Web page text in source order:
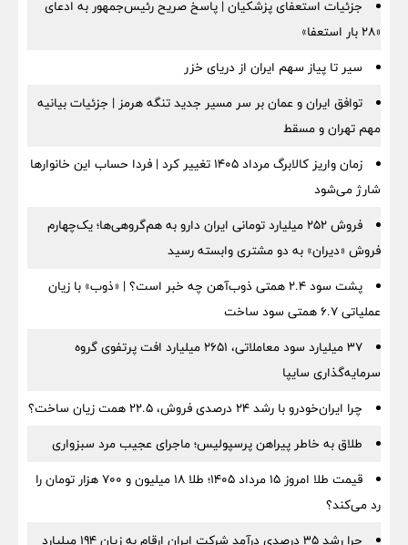
جزئیات استعفای پزشکیان | پاسخ صریح رئیس‌جمهور به ادعای
«۲۸ بار استعفا»
سیر تا پیاز سهم ایران از دریای خزر
توافق ایران و عمان بر سر مسیر جدید تنگه هرمز | جزئیات بیانیه
مهم تهران و مسقط
زمان واریز کالابرگ مرداد ۱۴۰۵ تغییر کرد | فردا حساب این خانوارها
شارژ می‌شود
فروش ۲۵۲ میلیارد تومانی ایران دارو به هم‌گروهی‌ها؛ یک‌چهارم
فروش «دیران» به دو مشتری وابسته رسید
پشت سود ۲.۴ همتی ذوب‌آهن چه خبر است؟ | «ذوب» با زیان
عملیاتی ۶.۷ همتی سود ساخت
۳۷ میلیارد سود معاملاتی، ۲۶۵۱ میلیارد افت پرتفوی گروه
سرمایه‌گذاری سایپا
چرا ایران‌خودرو با رشد ۲۴ درصدی فروش، ۲۲.۵ همت زیان ساخت؟
طلاق به خاطر پیراهن پرسپولیس؛ ماجرای عجیب مرد سبزواری
قیمت طلا امروز ۱۵ مرداد ۱۴۰۵؛ طلا ۱۸ میلیون و ۷۰۰ هزار تومان را
رد می‌کند؟
چرا رشد ۳۵ درصدی درآمد شرکت ایران ارقام به زیان ۱۹۴ میلیارد